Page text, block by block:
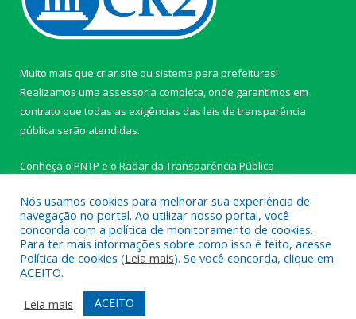
Muito mais que criar site ou sistema para prefeituras!
Realizamos uma assessoria completa, onde garantimos em
contrato que todas as exigências das leis de transparência
pública serão atendidas.
Conheça o PNTP e o Radar da Transparência Pública
Todos os direitos reservados a Câmara Municipal de Ipixuna do
Pará.
Mapa do Site
Acessar Área Administrativa
Nós usamos cookies para melhorar sua experiência de
navegação no portal. Ao utilizar nosso portal, você
concorda com a política de monitoramento de cookies.
Para ter mais informações sobre como isso é feito, acesse
Política de cookies (Leia mais). Se você concorda, clique em
ACEITO.
Leia mais
ACEITO